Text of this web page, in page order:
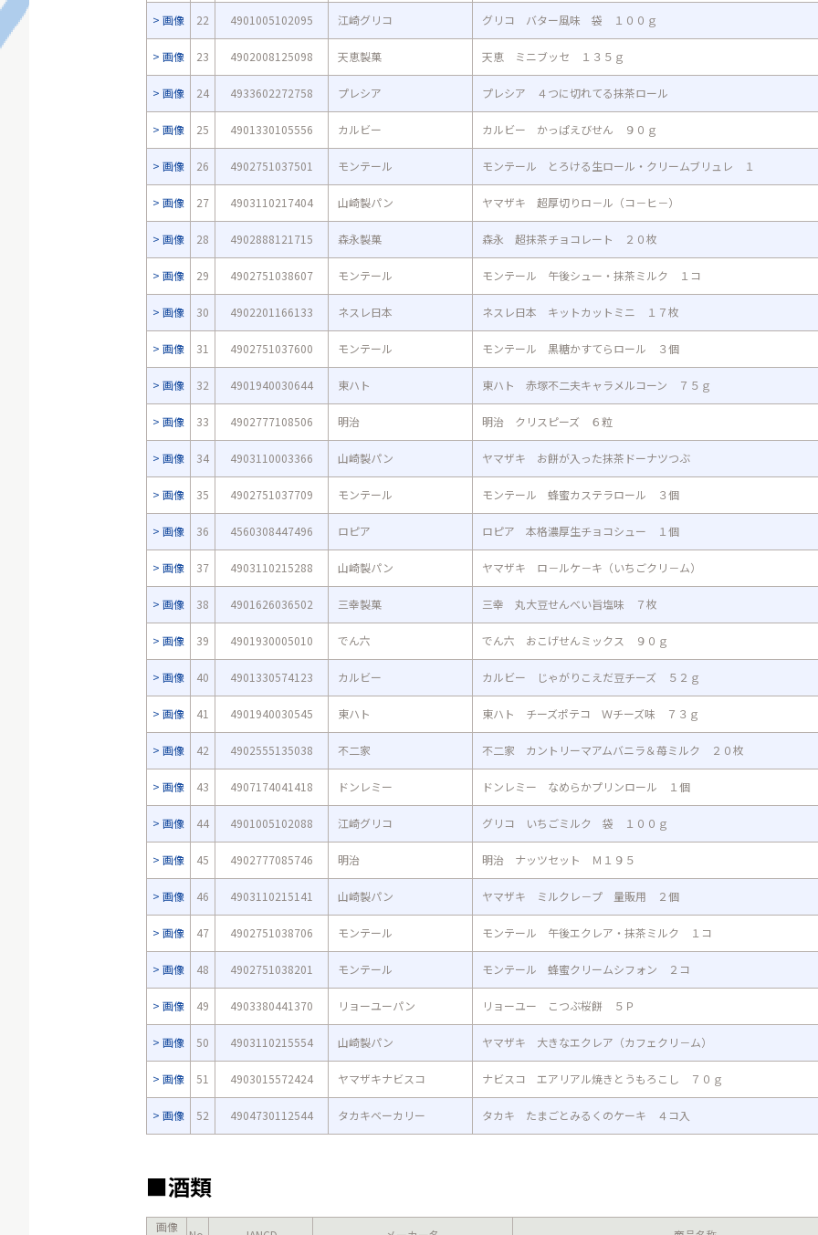
画像 22 4901005102095 江崎グリコ グリコ バター風味 袋 １００ｇ
画像 23 4902008125098 天恵製菓 天恵 ミニブッセ １３５ｇ
画像 24 4933602272758 プレシア プレシア ４つに切れてる抹茶ロール
画像 25 4901330105556 カルビー カルビー かっぱえびせん ９０ｇ
画像 26 4902751037501 モンテール モンテール とろける生ロール・クリームブリュレ １
画像 27 4903110217404 山崎製パン ヤマザキ 超厚切りロ－ル（コ－ヒ－）
画像 28 4902888121715 森永製菓 森永 超抹茶チョコレート ２０枚
画像 29 4902751038607 モンテール モンテール 午後シュー・抹茶ミルク １コ
画像 30 4902201166133 ネスレ日本 ネスレ日本 キットカットミニ １７枚
画像 31 4902751037600 モンテール モンテール 黒糖かすてらロール ３個
画像 32 4901940030644 東ハト 東ハト 赤塚不二夫キャラメルコーン ７５ｇ
画像 33 4902777108506 明治 明治 クリスピーズ ６粒
画像 34 4903110003366 山崎製パン ヤマザキ お餅が入った抹茶ドーナツつぶ
画像 35 4902751037709 モンテール モンテール 蜂蜜カステラロール ３個
画像 36 4560308447496 ロピア ロピア 本格濃厚生チョコシュー １個
画像 37 4903110215288 山崎製パン ヤマザキ ロ－ルケ－キ（いちごクリ－ム）
画像 38 4901626036502 三幸製菓 三幸 丸大豆せんべい旨塩味 ７枚
画像 39 4901930005010 でん六 でん六 おこげせんミックス ９０ｇ
画像 40 4901330574123 カルビー カルビー じゃがりこえだ豆チーズ ５２ｇ
画像 41 4901940030545 東ハト 東ハト チーズポテコ Ｗチーズ味 ７３ｇ
画像 42 4902555135038 不二家 不二家 カントリーマアムバニラ＆苺ミルク ２０枚
画像 43 4907174041418 ドンレミー ドンレミー なめらかプリンロール １個
画像 44 4901005102088 江崎グリコ グリコ いちごミルク 袋 １００ｇ
画像 45 4902777085746 明治 明治 ナッツセット Ｍ１９５
画像 46 4903110215141 山崎製パン ヤマザキ ミルクレ－プ 量販用 ２個
画像 47 4902751038706 モンテール モンテール 午後エクレア・抹茶ミルク １コ
画像 48 4902751038201 モンテール モンテール 蜂蜜クリームシフォン ２コ
画像 49 4903380441370 リョーユーパン リョーユー こつぶ桜餅 ５Ｐ
画像 50 4903110215554 山崎製パン ヤマザキ 大きなエクレア（カフェクリ－ム）
画像 51 4903015572424 ヤマザキナビスコ ナビスコ エアリアル焼きとうもろこし ７０ｇ
画像 52 4904730112544 タカキベーカリー タカキ たまごとみるくのケーキ ４コ入
■酒類
画像